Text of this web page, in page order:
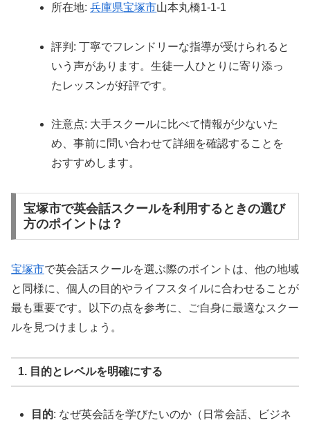
所在地:兵庫県宝塚市山本丸橋1-1-1
評判: 丁寧でフレンドリーな指導が受けられると
いう声があります。生徒一人ひとりに寄り添っ
たレッスンが好評です。
注意点: 大手スクールに比べて情報が少ないた
め、事前に問い合わせて詳細を確認することを
おすすめします。
宝塚市で英会話スクールを利用するときの選び
方のポイントは？
宝塚市で英会話スクールを選ぶ際のポイントは、他の地域
と同様に、個人の目的やライフスタイルに合わせることが
最も重要です。以下の点を参考に、ご自身に最適なスクー
ルを見つけましょう。
1. 目的とレベルを明確にする
目的: なぜ英会話を学びたいのか（日常会話、ビジネ